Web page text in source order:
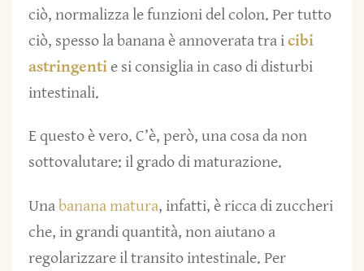
ciò, normalizza le funzioni del colon. Per tutto
ciò, spesso la banana è annoverata tra icibi
astringentie si consiglia in caso di disturbi
intestinali.
E questo è vero. C’è, però, una cosa da non
sottovalutare: il grado di maturazione.
Unabanana matura, infatti, è ricca di zuccheri
che, in grandi quantità, non aiutano a
regolarizzare il transito intestinale. Per